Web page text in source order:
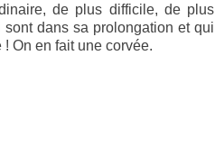
de plus difficile, de plus
dans sa prolongation et qui
On en fait une corvée.